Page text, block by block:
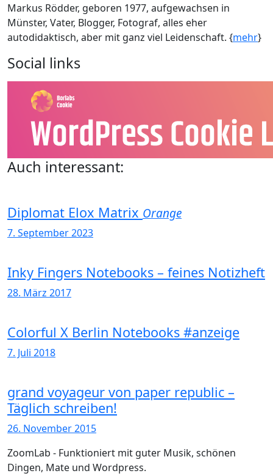
Markus Rödder, geboren 1977, aufgewachsen in
Münster, Vater, Blogger, Fotograf, alles eher
autodidaktisch, aber mit ganz viel Leidenschaft. {mehr}
Social links
Auch interessant:
Diplomat Elox Matrix Orange
7. September 2023
Inky Fingers Notebooks – feines Notizheft
28. März 2017
Colorful X Berlin Notebooks #anzeige
7. Juli 2018
grand voyageur von paper republic –
Täglich schreiben!
26. November 2015
ZoomLab - Funktioniert mit guter Musik, schönen
Dingen, Mate und Wordpress.